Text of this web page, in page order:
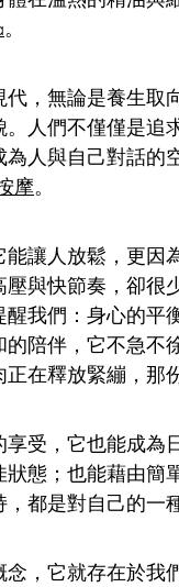
。
，無論是養生
人們不僅僅是追
人與自己對話的
摩。
讓人放鬆，更因
與快節奏，卻很
我們：身心的平
陪伴，它不急
在釋放緊繃，那
受，它也能成為
態；也能藉由
都是對自己的一
，它就存在於